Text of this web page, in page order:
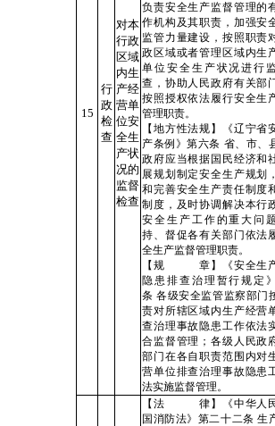
15
行
政
检
查
对本
行政
区域
内生
产经
营单
位安
全生
产状
况的
监督
检查
负责安全生产监督管理的
作机构及其职责，加强安
监管力量建设，按照职责
政区域或者管理区域内生
单位安全生产状况进行
查，协助人民政府有关部
按照授权依法履行安全生
管理职责。
【地方性法规】《辽宁省
产条例》第六条 省、市、
政府应当根据国民经济和
展规划制定安全生产规划
和完善安全生产责任制度
制度，及时协调解决本行
安全生产工作的重大问
持、督促各有关部门依法
全生产监督管理职责。
【规 章】《安全生
隐患排查治理暂行规定
条 各级安全监管监察部门
责对所辖区域内生产经营
查治理事故隐患工作依法
合监督管理；各级人民政
部门在各自职责范围内对
营单位排查治理事故隐患
法实施监督管理。
【法 律】《中华人
国消防法》第二十二条 生